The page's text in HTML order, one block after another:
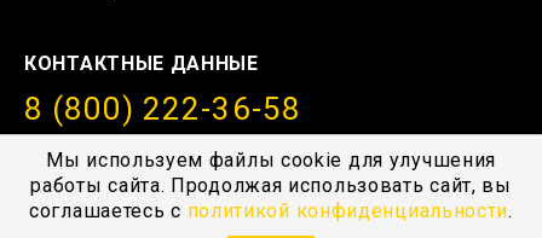
Мы используем файлы cookie для улучшения
работы сайта. Продолжая использовать сайт, вы
соглашаетесь с политикой конфиденциальности.
КОНТАКТНЫЕ ДАННЫЕ
8 (800) 222-36-58
info@amurstroy.su
© 2004—2026, ГК “АмурСтройТехника”, г. Хабаровск,
с.Тополево, Проезд южный 1